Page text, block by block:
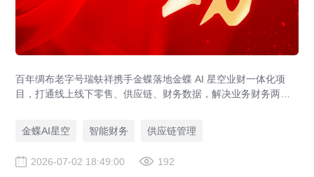
百年绸布老字号瑞蚨祥携手金蝶落地金蝶 AI 星空业财一体化项
目，打通线上线下零售、供应链、财务数据，解决业务财务两张
金蝶AI星空
智能财务 供应链管理
2026-07-02 18:49:00 192